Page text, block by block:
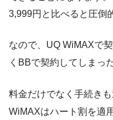
3,999円と比べると圧倒
なので、UQ WiMAXで
くBBで契約してしまっ
料金だけでなく手続き
WiMAXはハート割を適